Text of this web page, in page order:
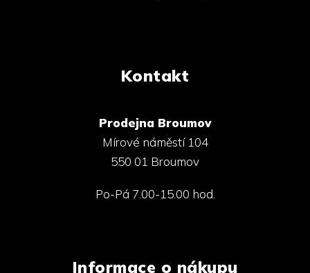
Kontakt
Prodejna Broumov
Mírové náměstí 104
550 01 Broumov
Po-Pá 7.00-15.00 hod.
Informace o nákupu